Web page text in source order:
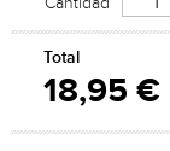
Cantidad
Total
18,95 €